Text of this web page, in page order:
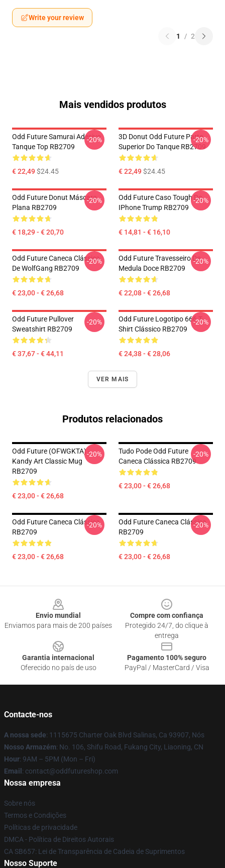
Write your review
1 / 2
Mais vendidos produtos
Odd Future Samurai Adesivo
Tanque Top RB2709
€ 22,49$24.45
-20%
3D Donut Odd Future Parte
Superior Do Tanque RB2709
€ 22,49$24.45
-20%
Odd Future Donut Máscara
Plana RB2709
€ 18,29 - € 20,70
-20%
Odd Future Caso Tough Do
IPhone Trump RB2709
€ 14,81 - € 16,10
-20%
Odd Future Caneca Clássica
De WolfGang RB2709
€ 23,00 - € 26,68
-20%
Odd Future Travesseiro De
Medula Doce RB2709
€ 22,08 - € 26,68
-20%
Odd Future Pullover
Sweatshirt RB2709
€ 37,67 - € 44,11
-20%
Odd Future Logotipo 666 T-
Shirt Clássico RB2709
€ 24,38 - € 28,06
-20%
VER MAIS
Produtos relacionados
Odd Future (OFWGKTA) -
Kandy Art Classic Mug
RB2709
€ 23,00 - € 26,68
-20%
Tudo Pode Odd Future
Caneca Clássica RB2709
€ 23,00 - € 26,68
-20%
Odd Future Caneca Clássica
RB2709
€ 23,00 - € 26,68
-20%
Odd Future Caneca Clássica
RB2709
€ 23,00 - € 26,68
-20%
Envio mundial
Enviamos para mais de 200 países
Compre com confiança
Protegido 24/7, do clique à
entrega
Garantia internacional
Oferecido no país de uso
Pagamento 100% seguro
PayPal / MasterCard / Visa
Contacte-nos
A nossa sede: 1115675 Charter Oak Blvd Salinas, Ca 93907, Nós
Nosso Armazém: No. 106, Shifu Road, Fukang City, Liaoning, CN
Hour: 9AM – 5PM (Mon – Fri)
Email : contact@oddfutureshop.com
Nossa empresa
Sobre nós
Termos e Condições
Políticas de privacidade
DMCA - Política de Direitos Autorais
CA SB657: Lei de Transparência de Cadeia de Suprimentos
Nosso Suporte